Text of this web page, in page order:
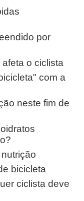
por
o ciclista
com a
neste fim de
bicicleta
ciclista deve